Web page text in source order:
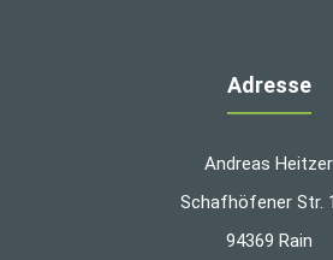
Adresse
Andreas Heitzer
Schafhöfener Str.
94369 Rain